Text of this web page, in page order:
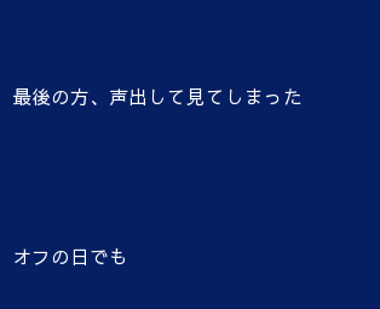
最後の方、声出して見てしまった
オフの日でも